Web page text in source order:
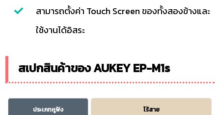
สามารถตั้งค่า Touch Screen ของทั้งสองข้างและ
ใช้งานได้อิสระ
สเปกสินค้าของ AUKEY EP-M1s
ประเภทหูฟัง ไร้สาย